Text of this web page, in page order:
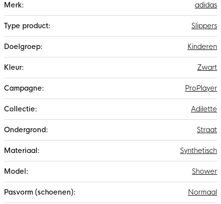
informatie
adidas
Slippers
Kinderen
Zwart
ProPlayer
Adilette
Straat
Synthetisch
Shower
Normaal